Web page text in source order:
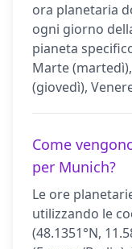
ora planetaria
ogni giorno
pianeta
Marte
(giovedì),
Come
per Munich?
Le ore
utilizzando le
(48.1351°N,